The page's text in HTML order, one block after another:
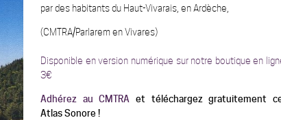
par des habitants du Haut-Vivarais, en Ardèche,
(CMTRA/Parlarem en Vivares)
Disponible en version numérique sur notre boutique en
3€
Adhérez au CMTRA et téléchargez gratuitement
Atlas Sonore !